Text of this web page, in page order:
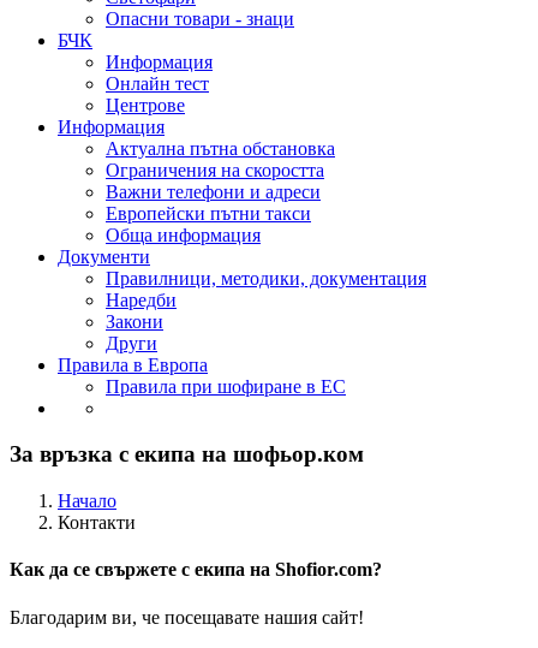
Опасни товари - знаци
БЧК
Информация
Онлайн тест
Центрове
Информация
Актуална пътна обстановка
Ограничения на скоростта
Важни телефони и адреси
Европейски пътни такси
Обща информация
Документи
Правилници, методики, документация
Наредби
Закони
Други
Правила в Европа
Правила при шофиране в ЕС
За връзка с екипа на шофьор.ком
Начало
Контакти
Как да се свържете с екипа на Shofior.com?
Благодарим ви, че посещавате нашия сайт!